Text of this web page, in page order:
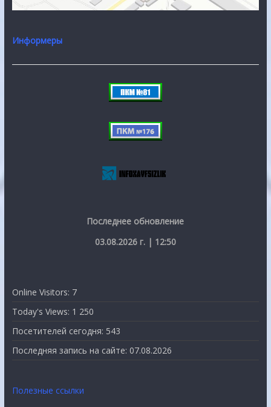
Информеры
Последнее обновление
03.08.2026 г. | 12:50
Online Visitors: 7
Today's Views: 1 250
Посетителей сегодня: 543
Последняя запись на сайте: 07.08.2026
Полезные ссылки